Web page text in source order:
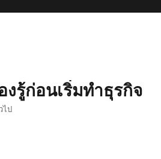
งรู้ก่อนเริ่มทำธุรกิจ
ไป